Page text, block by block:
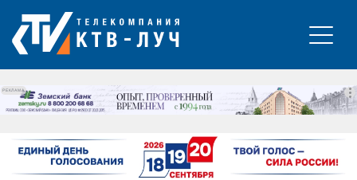
РЕКЛАМА